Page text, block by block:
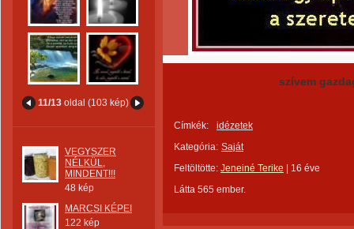
11/13 oldal (103 kép)
VEGYSZER
NÉLKÜL,
MINDENT!!!
48 kép
MARCSI KÉPEI
122 kép
szívem
Címkék:
idézetek
Kategória: Saját
Feltöltötte: Jeneiné Terike
16 éve
Látta 565 ember.